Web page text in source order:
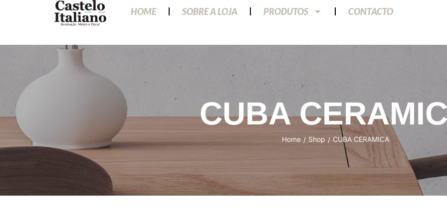
HOME SOBRE A LOJA PRODUTOS CONTACTO
CUBA
Home / Shop / CUBA CERAMICA